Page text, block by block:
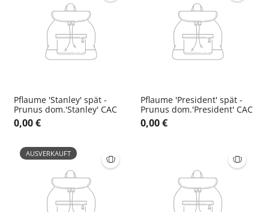
Pflaume 'Stanley' spät -
Prunus dom.'Stanley' CAC
0,00 €
Pflaume 'President' spät -
Prunus dom.'President' CAC
0,00 €
AUSVERKAUFT